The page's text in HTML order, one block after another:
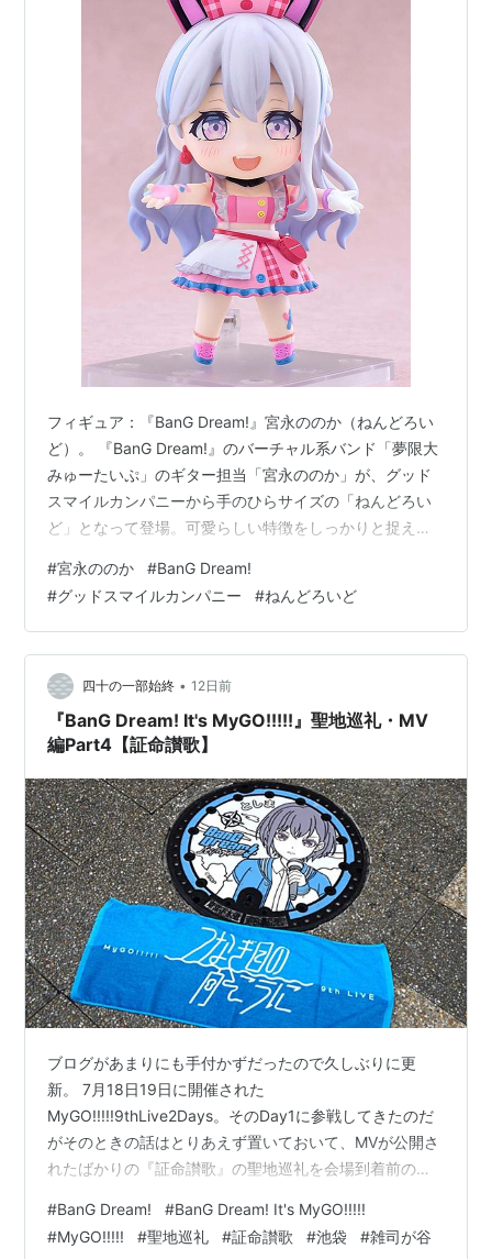
フィギュア：『BanG Dream!』宮永ののか（ねんどろい
ど）。 『BanG Dream!』のバーチャル系バンド「夢限大
みゅーたいぷ」のギター担当「宮永ののか」が、グッド
スマイルカンパニーから手のひらサイズの「ねんどろい
ど」となって登場。可愛らしい特徴をしっかりと捉えた
ーやピックを組み合わせることで、作中のライブシーン
や演奏姿を再現して楽しめます。ファン待望の立体化で
あり、コレクションに最適な一品です。
#宮永ののか #BanG Dream!
#グッドスマイルカンパニー #ねんどろいど
四十の一部始終 • 12日前
『BanG Dream! It's MyGO!!!!!』聖地巡礼・MV
編Part4【証命讃歌】
ブログがあまりにも手付かずだったので久しぶりに更
新。 7月18日19日に開催された
MyGO!!!!!9thLive2Days。そのDay1に参戦してきたのだ
がそのときの話はとりあえず置いておいて、MVが公開さ
れたばかりの『証命讃歌』の聖地巡礼を会場到着前の午
歌』MVの間奏で写真が何枚か流れていくのだが、その場
所が非常に見覚えのある場所ばかりだったので、せっか
#BanG Dream! #BanG Dream! It's MyGO!!!!!
#MyGO!!!!! #聖地巡礼 #証命讃歌 #池袋 #雑司が谷